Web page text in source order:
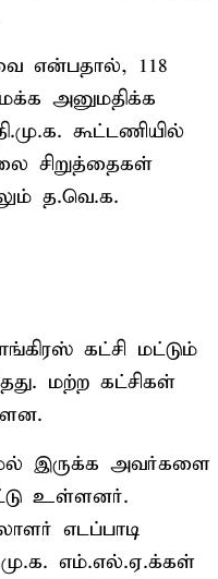
என்பதால், 118
அனுமதிக்க
கூட்டணியில்
சிறுத்தைகள்
த.வெ.க.
கட்சி மட்டும்
மற்ற கட்சிகள்
இருக்க அவர்களை
உள்ளனர்.
எடப்பாடி
எம்.எல்.ஏ.க்கள்